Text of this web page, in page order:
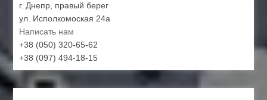
г. Днепр, правый берег
ул. Исполкомоская 24а
Написать нам
+38 (050) 320-65-62
+38 (097) 494-18-15